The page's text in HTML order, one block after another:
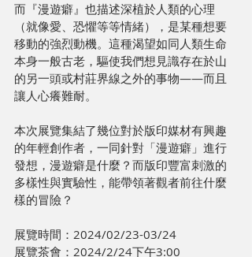
而『漫遊癖』也描述深植於人類的心理
（就像愛、恐懼等等情緒），是某種想要
移動的強烈動機。這種渴望如同人類生命
本身一般古老，驅使我們想見識存在於山
的另一頭或村莊界線之外的事物——而且
讓人心癢難耐。
本次展覽集結了幾位對於版印媒材有興趣
的年輕創作者，一同針對「漫遊癖」進行
發想，漫遊癖是什麼？而版印豐富刺激的
多樣性與實驗性，能帶領著觀者前往什麼
樣的冒險？
展覽時間：2024/02/23-03/24
展覽茶會：2024/2/24下午3:00